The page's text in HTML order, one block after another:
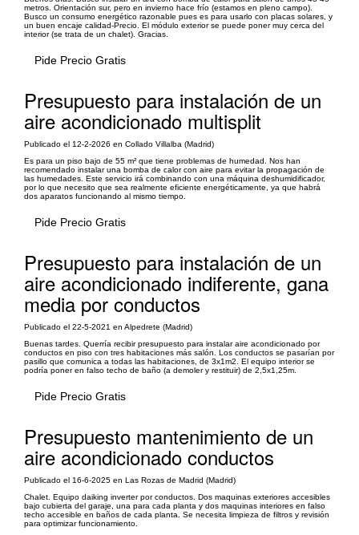
metros. Orientación sur, pero en invierno hace frío (estamos en pleno campo).
Busco un consumo energético razonable pues es para usarlo con placas solares, y
un buen encaje calidad-Precio. El módulo exterior se puede poner muy cerca del
interior (se trata de un chalet). Gracias.
Pide Precio Gratis
Presupuesto para instalación de un
aire acondicionado multisplit
Publicado el 12-2-2026 en Collado Villalba (Madrid)
Es para un piso bajo de 55 m² que tiene problemas de humedad. Nos han
recomendado instalar una bomba de calor con aire para evitar la propagación de
las humedades. Este servicio irá combinando con una máquina deshumidificador,
por lo que necesito que sea realmente eficiente energéticamente, ya que habrá
dos aparatos funcionando al mismo tiempo.
Pide Precio Gratis
Presupuesto para instalación de un
aire acondicionado indiferente, gana
media por conductos
Publicado el 22-5-2021 en Alpedrete (Madrid)
Buenas tardes. Querría recibir presupuesto para instalar aire acondicionado por
conductos en piso con tres habitaciones más salón. Los conductos se pasarían por
pasillo que comunica a todas las habitaciones, de 3x1m2. El equipo interior se
podría poner en falso techo de baño (a demoler y restituir) de 2,5x1,25m.
Pide Precio Gratis
Presupuesto mantenimiento de un
aire acondicionado conductos
Publicado el 16-6-2025 en Las Rozas de Madrid (Madrid)
Chalet. Equipo daiking inverter por conductos. Dos maquinas exteriores accesibles
bajo cubierta del garaje, una para cada planta y dos maquinas interiores en falso
techo accesible en baños de cada planta. Se necesita limpieza de filtros y revisión
para optimizar funcionamiento.